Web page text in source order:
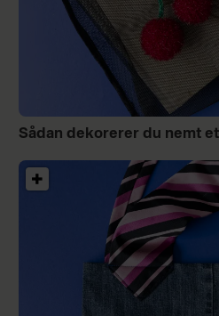
Sådan dekorerer du nemt